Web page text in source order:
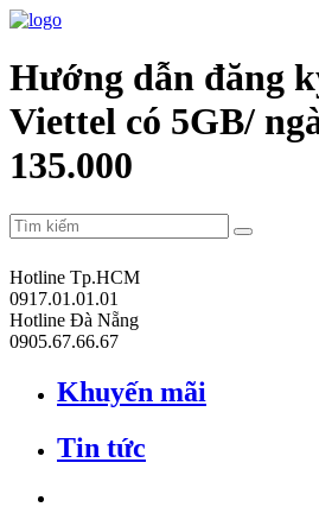
Hướng dẫn đăng
Viettel có 5GB/
135.000
Hotline Tp.HCM
0917.01.01.01
Hotline Đà Nẵng
0905.67.66.67
Khuyến mãi
Tin tức